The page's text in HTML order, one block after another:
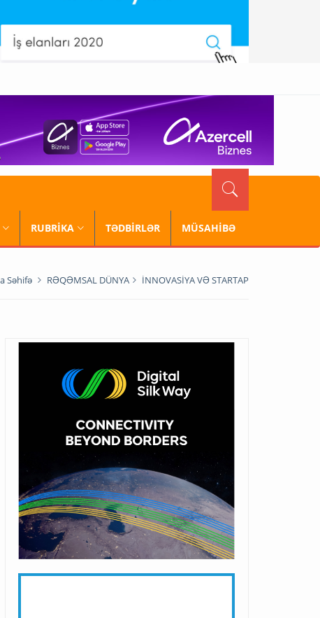
RUBRİKA TƏDBİRLƏR MÜSAHİBƏ
Səhifə RƏQƏMSAL DÜNYA İNNOVASİYA VƏ STARTAP